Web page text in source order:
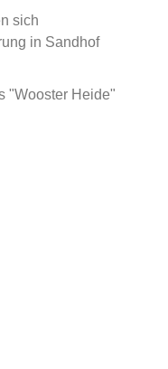
sich
in Sandhof
"Wooster Heide"